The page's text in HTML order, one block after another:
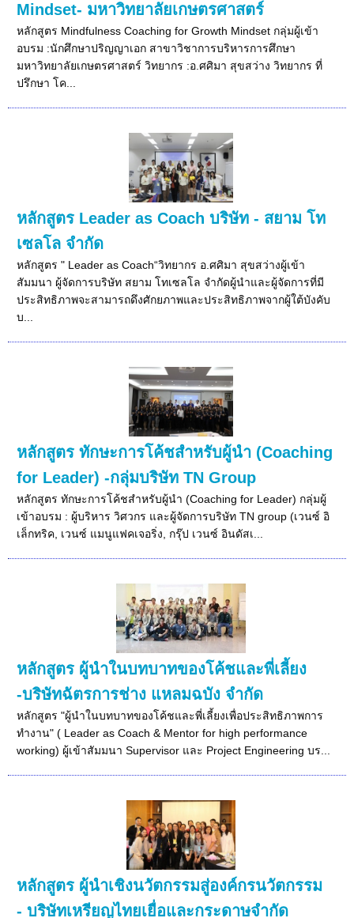
Mindset- มหาวิทยาลัยเกษตรศาสตร์
หลักสูตร Mindfulness Coaching for Growth Mindset กลุ่มผู้เข้า
อบรม :นักศึกษาปริญญาเอก สาขาวิชาการบริหารการศึกษา
มหาวิทยาลัยเกษตรศาสตร์ วิทยากร :อ.ศศิมา สุขสว่าง วิทยากร ที่
ปรึกษา โค...
หลักสูตร Leader as Coach บริษัท - สยาม โท
เซลโล จำกัด
หลักสูตร " Leader as Coach“วิทยากร อ.ศศิมา สุขสว่างผู้เข้า
สัมมนา ผู้จัดการบริษัท สยาม โทเซลโล จำกัดผู้นำและผู้จัดการที่มี
ประสิทธิภาพจะสามารถดึงศักยภาพและประสิทธิภาพจากผู้ใต้บังคับ
บ...
หลักสูตร ทักษะการโค้ชสำหรับผู้นำ (Coaching
for Leader) -กลุ่มบริษัท TN Group
หลักสูตร ทักษะการโค้ชสำหรับผู้นำ (Coaching for Leader) กลุ่มผู้
เข้าอบรม : ผู้บริหาร วิศวกร และผู้จัดการบริษัท TN group (เวนซ์ อิ
เล็กทริค, เวนซ์ แมนูแฟคเจอริ่ง, กรุ๊ป เวนซ์ อินดัสเ...
หลักสูตร ผู้นำในบทบาทของโค้ชและพี่เลี้ยง
-บริษัทฉัตรการช่าง แหลมฉบัง จำกัด
หลักสูตร "ผู้นำในบทบาทของโค้ชและพี่เลี้ยงเพื่อประสิทธิภาพการ
ทำงาน" ( Leader as Coach & Mentor for high performance
working) ผู้เข้าสัมมนา Supervisor และ Project Engineering บร...
หลักสูตร ผู้นำเชิงนวัตกรรมสู่องค์กรนวัตกรรม
- บริษัทเหรียญไทยเยื่อและกระดาษจำกัด